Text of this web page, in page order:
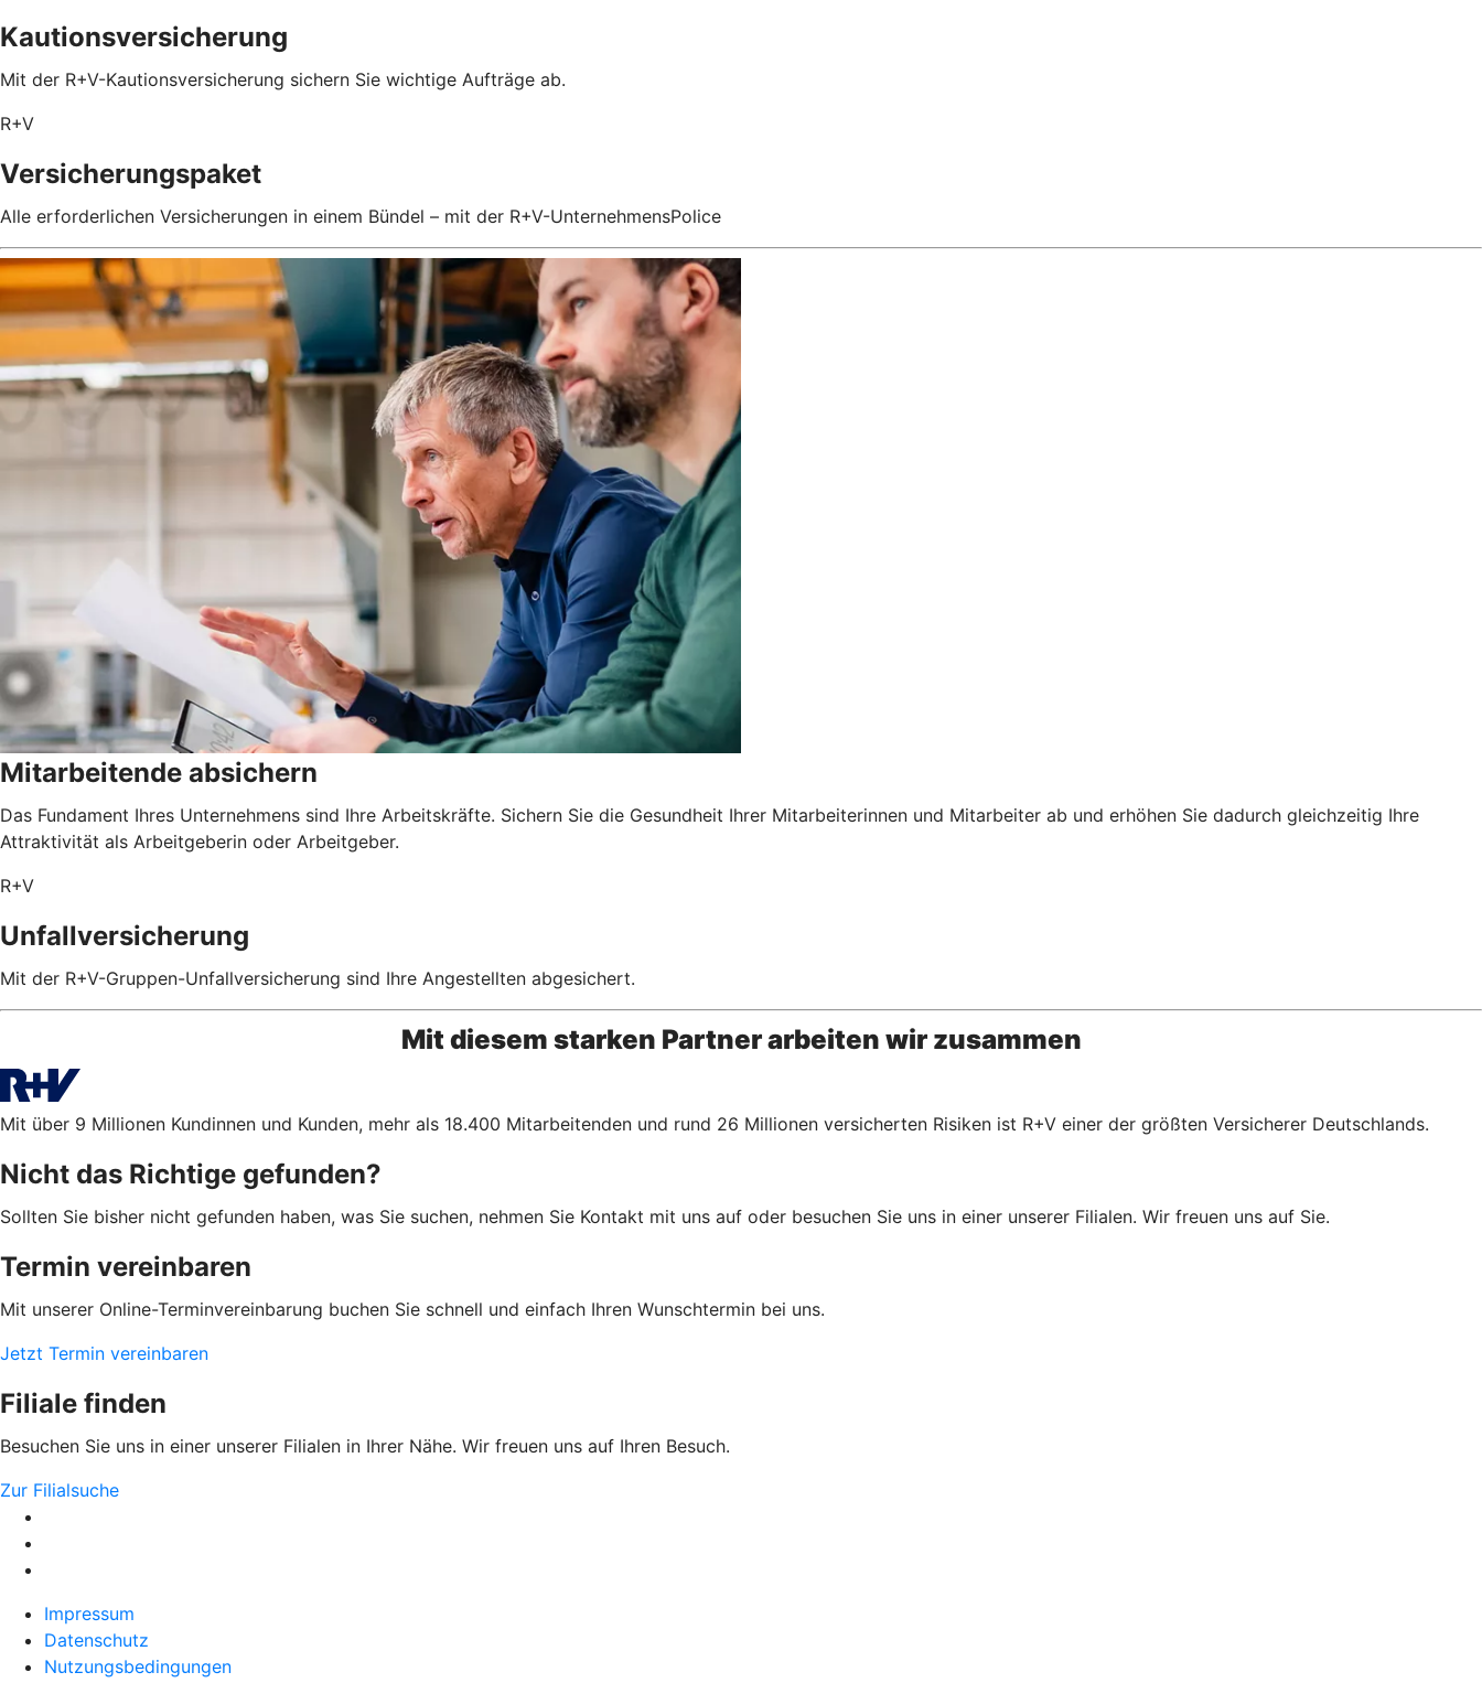
Kautionsversicherung
Mit der R+V-Kautionsversicherung sichern Sie wichtige Aufträge ab.
R+V
Versicherungspaket
Alle erforderlichen Versicherungen in einem Bündel – mit der R+V-UnternehmensPolice
Mitarbeitende absichern
Das Fundament Ihres Unternehmens sind Ihre Arbeitskräfte. Sichern Sie die Gesundheit Ihrer Mitarbeiterinnen und Mitarbeiter ab und erhöhen Sie dadurch gleichzeitig Ihre
Attraktivität als Arbeitgeberin oder Arbeitgeber.
R+V
Unfallversicherung
Mit der R+V-Gruppen-Unfallversicherung sind Ihre Angestellten abgesichert.
Mit diesem starken Partner arbeiten wir zusammen
Mit über 9 Millionen Kundinnen und Kunden, mehr als 18.400 Mitarbeitenden und rund 26 Millionen versicherten Risiken ist R+V einer der größten Versicherer Deutschlands.
Nicht das Richtige gefunden?
Sollten Sie bisher nicht gefunden haben, was Sie suchen, nehmen Sie Kontakt mit uns auf oder besuchen Sie uns in einer unserer Filialen. Wir freuen uns auf Sie.
Termin vereinbaren
Mit unserer Online-Terminvereinbarung buchen Sie schnell und einfach Ihren Wunschtermin bei uns.
Jetzt Termin vereinbaren
Filiale finden
Besuchen Sie uns in einer unserer Filialen in Ihrer Nähe. Wir freuen uns auf Ihren Besuch.
Zur Filialsuche
Impressum
Datenschutz
Nutzungsbedingungen